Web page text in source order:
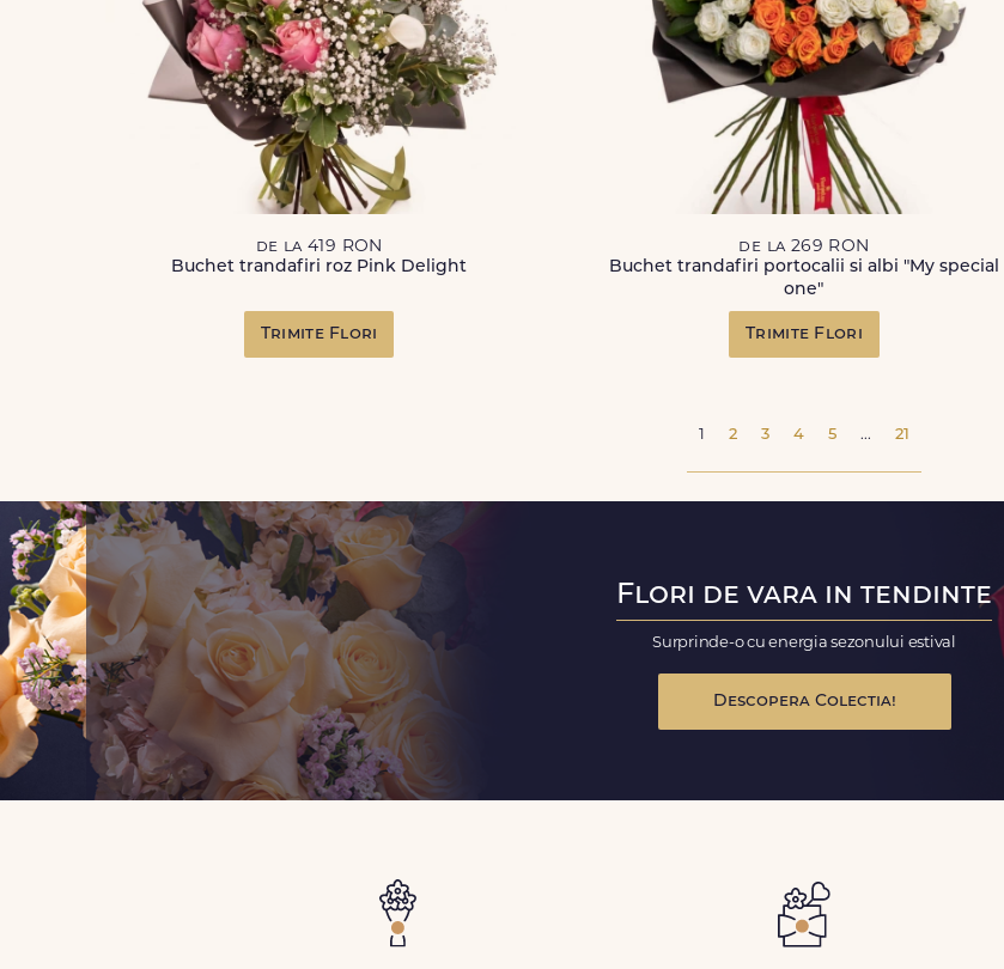
de la 419 RON
Buchet trandafiri roz Pink Delight
Trimite Flori
de la 269 RON
Buchet trandafiri portocalii si albi "My special
one"
Trimite Flori
1 2 3 4 5 ... 21
Flori de vara in tendinte
Surprinde-o cu energia sezonului estival
Descopera Colectia!